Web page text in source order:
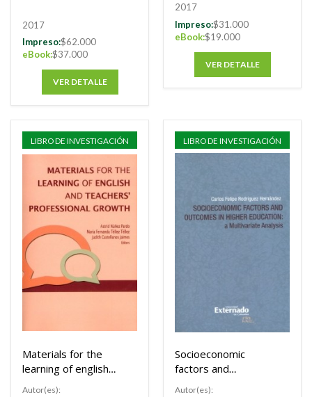
2017
Impreso:$62.000
eBook:$37.000
VER DETALLE
2017
Impreso:$31.000
eBook:$19.000
VER DETALLE
LIBRO DE INVESTIGACIÓN
Materials for the
learning of english
Autor(es):
LIBRO DE INVESTIGACIÓN
Socioeconomic
factors and
outcomes in higher
Autor(es):